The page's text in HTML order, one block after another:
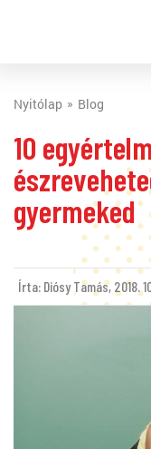
Nyitólap Blog
10
gyermeked
Írta: Diósy Tamás, 2018.